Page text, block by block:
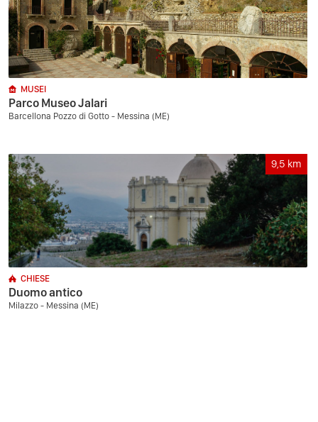
MUSEI
Parco Museo Jalari
Barcellona Pozzo di Gotto - Messina (ME)
9,5 km
CHIESE
Duomo antico
Milazzo - Messina (ME)